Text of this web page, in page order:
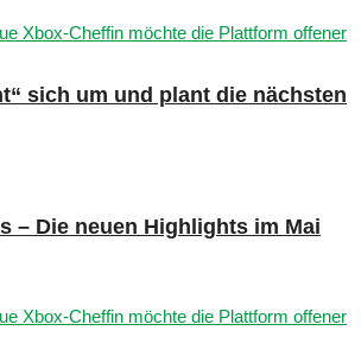
sich um und plant die nächsten
– Die neuen Highlights im Mai